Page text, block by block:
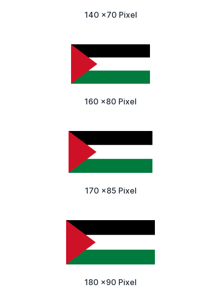
140 x70 Pixel
160 x80 Pixel
170 x85 Pixel
180 x90 Pixel